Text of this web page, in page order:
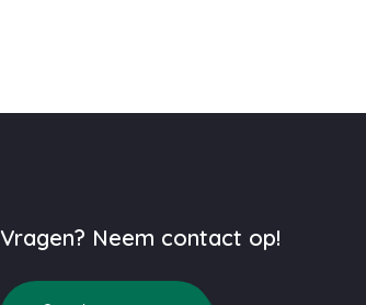
Vragen? Neem contact op!